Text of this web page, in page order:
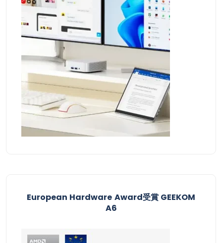
European Hardware Award受賞​ GEEKOM
A6